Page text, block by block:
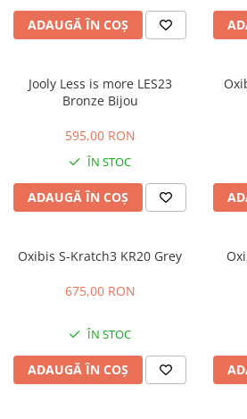
KUBORAUM
LA LOOP
LINDA FARROW
MASSADA
MATSUDA
MAUI JIM
MIU MIU
OLIVER PEOPLES
ORGREEN
ADAUGĂ ÎN COȘ
Jooly Less is more LES23
Bronze Bijou
595,00 RON
ÎN STOC
ADAUGĂ ÎN COȘ
Oxibis S-Kratch3 KR20 Grey
675,00 RON
ÎN STOC
ADAUGĂ ÎN COȘ